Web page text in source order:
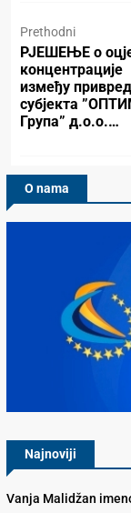
Prethodni
РЈЕШЕЊЕ о
концентрације
између
субјекта
Група” д.о.о.…
O nama
Najnoviji
Vanja Malidžan